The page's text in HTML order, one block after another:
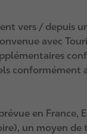
vers / depuis
avec
conformément
en France,
un moyen